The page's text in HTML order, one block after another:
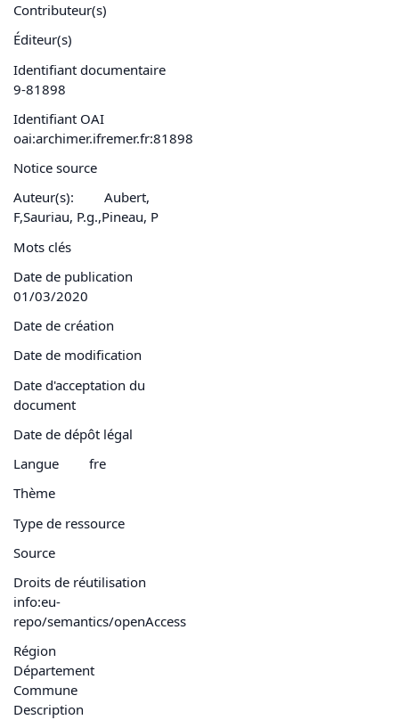
Contributeur(s)
Éditeur(s)
Identifiant documentaire
9-81898
Identifiant OAI
oai:archimer.ifremer.fr:81898
Notice source
Auteur(s):
Aubert,
F,Sauriau, P.g.,Pineau, P
Mots clés
Date de publication
01/03/2020
Date de création
Date de modification
Date d'acceptation du
document
Date de dépôt légal
Langue
fre
Thème
Type de ressource
Source
Droits de réutilisation
info:eu-
repo/semantics/openAccess
Région
Département
Commune
Description